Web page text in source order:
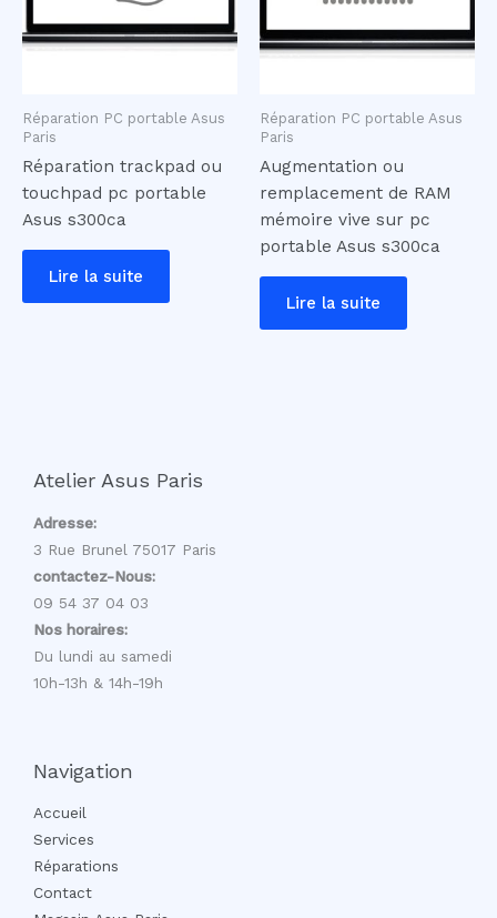
Réparation PC portable Asus
Paris
Réparation trackpad ou
touchpad pc portable
Asus s300ca
Lire la suite
Réparation PC portable Asus
Paris
Augmentation ou
remplacement de RAM
mémoire vive sur pc
portable Asus s300ca
Lire la suite
Atelier Asus Paris
Adresse:
3 Rue Brunel 75017 Paris
contactez-Nous:
09 54 37 04 03
Nos horaires:
Du lundi au samedi
10h-13h & 14h-19h
Navigation
Accueil
Services
Réparations
Contact